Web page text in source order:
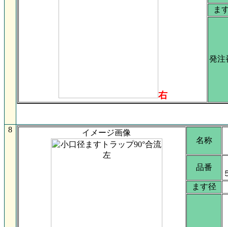
右
ま
発注
8 イメージ画像
名称
品番
ます径